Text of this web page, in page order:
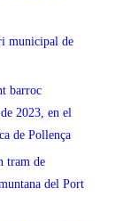
municipal de
barroc
2023, en el
de Pollença
tram de
del Port